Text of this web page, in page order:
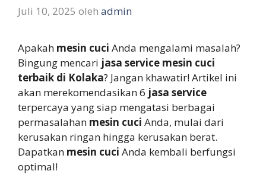
Juli 10, 2025 oleh admin
Apakah mesin cuci Anda mengalami masalah?
Bingung mencari jasa service mesin cuci
terbaik di Kolaka? Jangan khawatir! Artikel ini
akan merekomendasikan 6 jasa service
terpercaya yang siap mengatasi berbagai
permasalahan mesin cuci Anda, mulai dari
kerusakan ringan hingga kerusakan berat.
Dapatkan mesin cuci Anda kembali berfungsi
optimal!